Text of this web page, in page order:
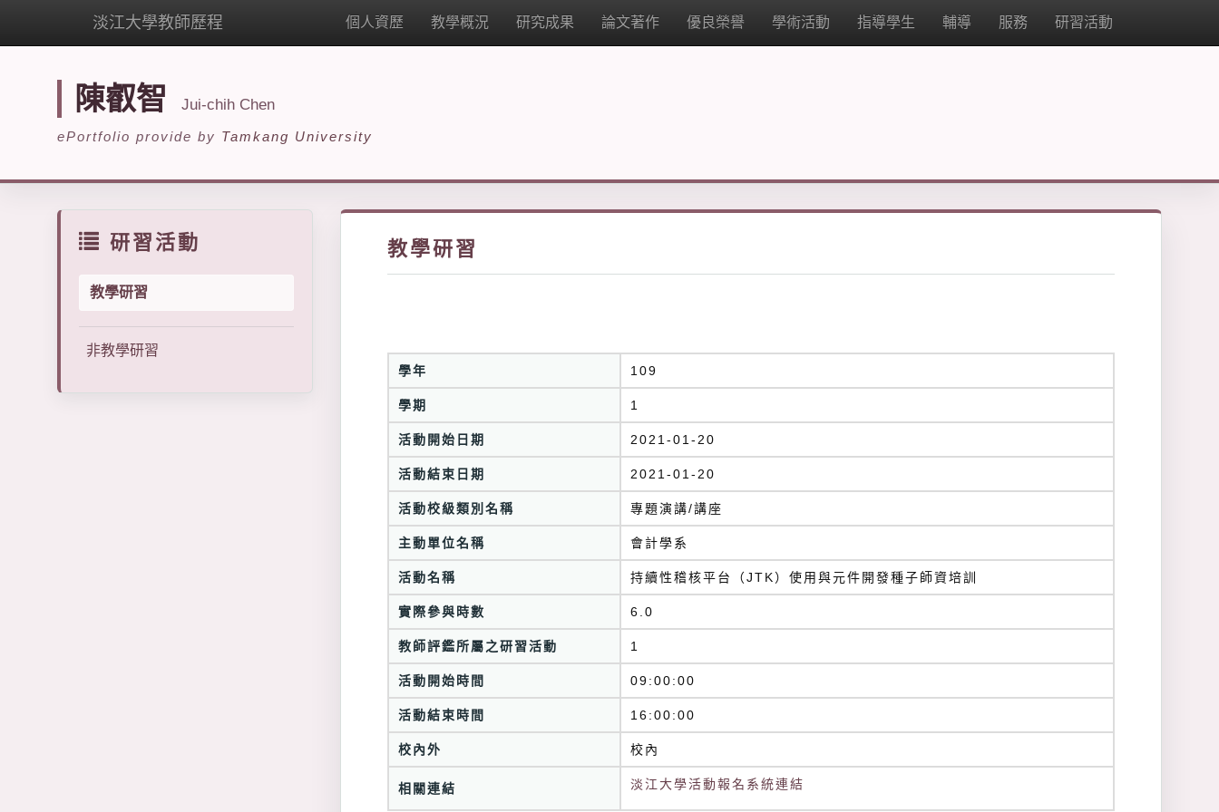
淡江大學教師歷程 個人資歷 教學概況 研究成果 論文著作 優良榮譽 學術活動 指導學生 輔導 服務 研習活動
陳叡智 Jui-chih Chen
ePortfolio provide by Tamkang University
研習活動
教學研習
非教學研習
教學研習
學年 109
學期 1
活動開始日期 2021-01-20
活動結束日期 2021-01-20
活動校級類別名稱 專題演講/講座
主動單位名稱 會計學系
活動名稱 持續性稽核平台（JTK）使用與元件開發種子師資培訓
實際參與時數 6.0
教師評鑑所屬之研習活動 1
活動開始時間 09:00:00
活動結束時間 16:00:00
校內外 校內
相關連結 淡江大學活動報名系統連結